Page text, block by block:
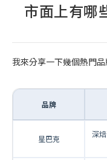
市面上有哪
我來分享一下幾個熱門品
品牌
星巴克
深